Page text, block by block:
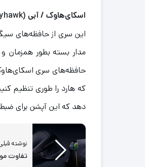
اسکای‌هاوک / آبی (
این سری از حافظه‌های
مدار بسته بطور همزمان
حافظه‌های سری اسکای‌هاوک
که هارد را طوری تنظیم
دهد که این آپشن برای
نوشته
تفاوت